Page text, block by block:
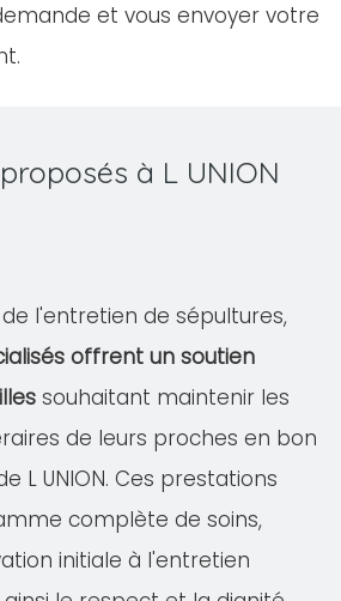
et vous envoyer votre
à L UNION
l'entretien de sépultures,
offrent un soutien
souhaitant maintenir les
de leurs proches en bon
L UNION. Ces prestations
complète de soins,
initiale à l'entretien